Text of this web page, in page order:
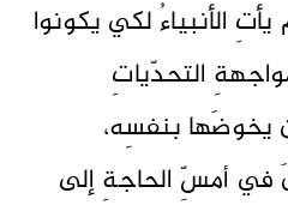
يأتِ الأنبياءُ لكي يكونوا
التحدّياتِ
يخوضَها بنفسِه،
في أمسِّ الحاجةِ إلى